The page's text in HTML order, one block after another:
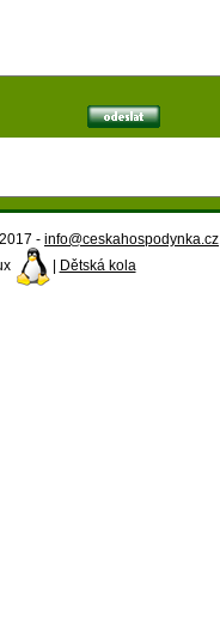
- info@ceskahospodynka.cz
Dětská kola